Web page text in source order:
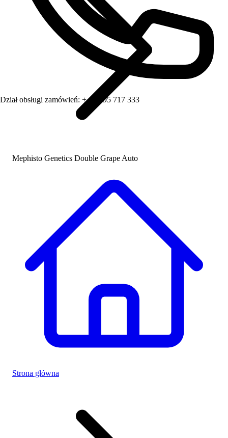
Dział obsługi zamówień: + 48 795 717 333
Mephisto Genetics Double Grape Auto
Strona główna